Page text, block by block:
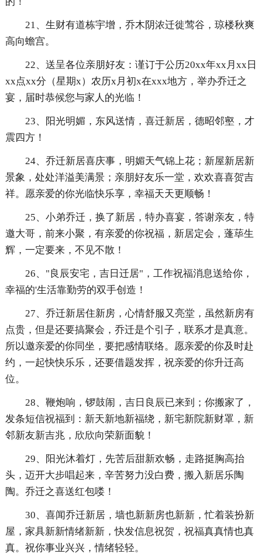
21、生财有道栋宇增，乔木阴浓迁徙莺谷，琼楼秋爽
高向蟾宫。
22、送呈各位亲朋好友：谨订于公历20xx年xx月xx日
xx点xx分（星期x）农历x月初x在xxx地方，举办乔迁之
宴，届时恭候您与家人的光临！
23、阳光明媚，东风送情，喜迁新居，德昭邻壑，才
震四方！
24、乔迁新居喜庆事，明媚天气锦上花；新屋新居新
景象，处处洋溢美满景；亲朋好友乐一堂，欢欢喜喜贺吉
祥。愿亲爱的你光临快乐享，幸福天天更顺畅！
25、小弟乔迁，换了新居，特办喜宴，答谢亲友，特
邀大哥，前来小聚，有亲爱的你祝福，新居定会，蓬荜生
辉，一定要来，不见不散！
26、"良辰安宅，吉日迁居"，工作祝福消息送给你，
幸福的'生活靠勤劳的双手创造！
27、乔迁新居住新房，心情舒服又亮堂，虽然新房有
点贵，但是还要搞聚会，乔迁是个引子，联系才是真意。
所以邀亲爱的你同坐，要把感情联络。愿亲爱的你及时赴
约，一起快快乐乐，还要借题发挥，祝亲爱的你升迁高
位。
28、鞭炮响，锣鼓闹，吉日良辰已来到；你搬家了，
发条短信祝福到：新天新地新福绕，新宅新院新财罩，新
邻新友新吉兆，欣欣向荣新面貌！
29、阳光沐着灯，先苦后甜新欢畅，走路挺胸高抬
头，迈开大步唱起来，辛苦努力没白费，搬入新居乐陶
陶。乔迁之喜送红包喽！
30、喜闻乔迁新居，墙也新新房也新新，忙着装扮新
屋，家具新新情绪新新，快发信息祝贺，祝福真真情也真
真。祝你事业兴兴，情绪轻轻。